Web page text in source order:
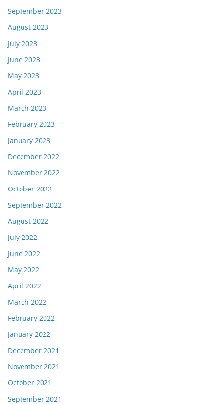
September 2023
August 2023
July 2023
June 2023
May 2023
April 2023
March 2023
February 2023
January 2023
December 2022
November 2022
October 2022
September 2022
August 2022
July 2022
June 2022
May 2022
April 2022
March 2022
February 2022
January 2022
December 2021
November 2021
October 2021
September 2021